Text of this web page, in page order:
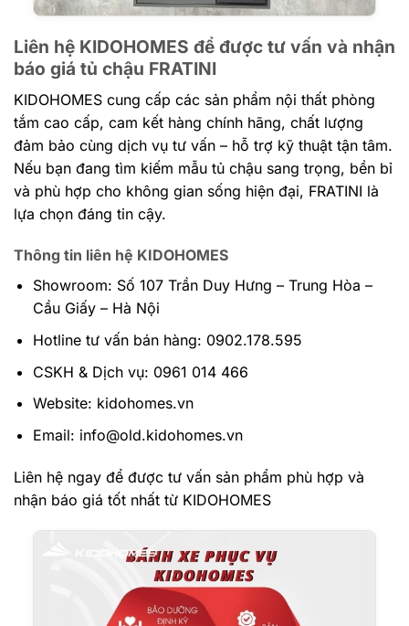
Liên hệ KIDOHOMES để được tư vấn và nhận
báo giá tủ chậu FRATINI
KIDOHOMES cung cấp các sản phẩm nội thất phòng
tắm cao cấp, cam kết hàng chính hãng, chất lượng
đảm bảo cùng dịch vụ tư vấn – hỗ trợ kỹ thuật tận tâm.
Nếu bạn đang tìm kiếm mẫu tủ chậu sang trọng, bền bỉ
và phù hợp cho không gian sống hiện đại, FRATINI là
lựa chọn đáng tin cậy.
Thông tin liên hệ KIDOHOMES
Showroom: Số 107 Trần Duy Hưng – Trung Hòa –
Cầu Giấy – Hà Nội
Hotline tư vấn bán hàng: 0902.178.595
CSKH & Dịch vụ: 0961 014 466
Website: kidohomes.vn
Email: info@old.kidohomes.vn
Liên hệ ngay để được tư vấn sản phẩm phù hợp và
nhận báo giá tốt nhất từ KIDOHOMES